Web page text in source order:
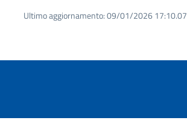
Ultimo aggiornamento:09/01/2026 17:10.07